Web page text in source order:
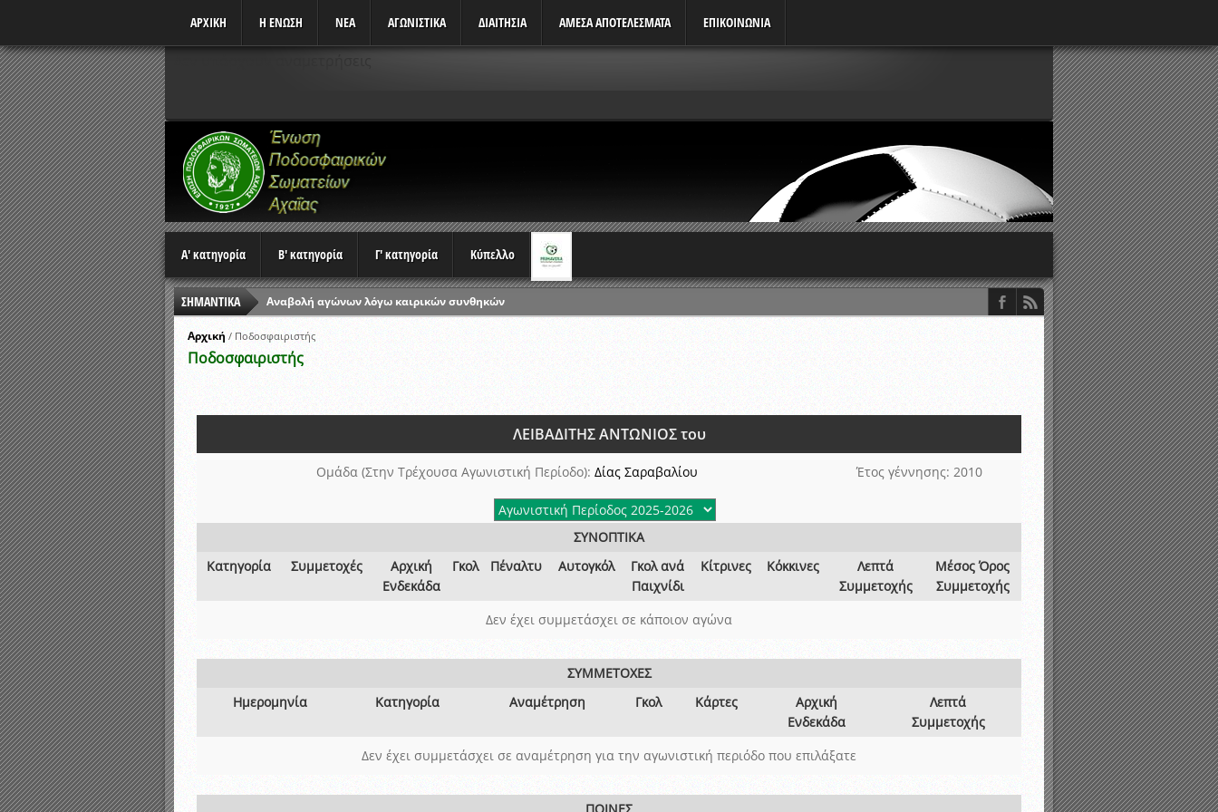
ΑΡΧΙΚΗ Η ΕΝΩΣΗ ΝΕΑ ΑΓΩΝΙΣΤΙΚΆ ΔΙΑΙΤΗΣΙΑ ΑΜΕΣΑ ΑΠΟΤΕΛΕΣΜΑΤΑ ΕΠΙΚΟΙΝΩΝΙΑ
Α' κατηγορία Β' κατηγορία Γ' κατηγορία Κύπελλο
ΣΗΜΑΝΤΙΚΑ
Αναβολή αγώνων λόγω καιρικών συνθηκών
Ώρες έναρξης αγώνων Πρωταθλημάτων
Αποτελέσματα επαναληπτικών γραπτών εξετάσεων και αγωνιστικών δοκιμασιών διαιτητών και παρατηρητών ΕΠΣΑ
Κληρώσεις Πρωταθλημάτων και Κυπέλλου 2015-2016
Αρχική / Ποδοσφαιριστής
Ποδοσφαιριστής
ΛΕΙΒΑΔΙΤΗΣ ΑΝΤΩΝΙΟΣ του
Ομάδα (Στην Τρέχουσα Αγωνιστική Περίοδο): Δίας Σαραβαλίου Έτος γέννησης: 2010
ΣΥΝΟΠΤΙΚΑ
Κατηγορία
Συμμετοχές
Αρχική
Ενδεκάδα
Γκολ Πέναλτυ Αυτογκόλ
Γκολ ανά
Παιχνίδι
Κίτρινες Κόκκινες
Λεπτά
Συμμετοχής
Μέσος Όρος
Συμμετοχής
Δεν έχει συμμετάσχει σε κάποιον αγώνα
ΣΥΜΜΕΤΟΧΕΣ
Ημερομηνία
Κατηγορία Αναμέτρηση Γκολ Κάρτες
Αρχική
Ενδεκάδα
Λεπτά
Συμμετοχής
Δεν έχει συμμετάσχει σε αναμέτρηση για την αγωνιστική περιόδο που επιλάξατε